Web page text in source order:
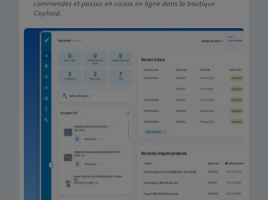
commandes et passez en caisse en ligne dans la boutique
Cepheid.